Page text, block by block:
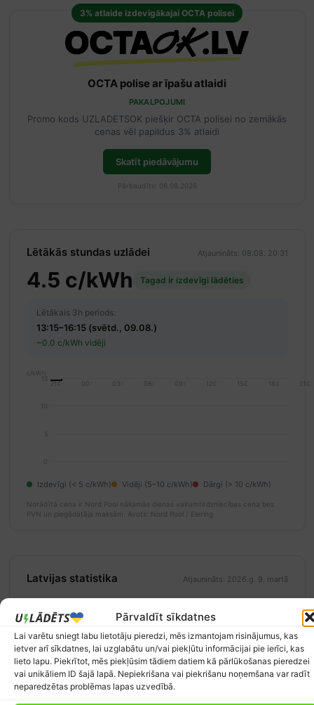
Pārvaldīt sīkdatnes
Lai varētu sniegt labu lietotāju pieredzi, mēs izmantojam risinājumus, kas
ietver arī sīkdatnes, lai uzglabātu un/vai piekļūtu informācijai pie ierīci, kas
lieto lapu. Piekrītot, mēs piekļūsim tādiem datiem kā pārlūkošanas pieredzei
vai unikāliem ID šajā lapā. Nepiekrišana vai piekrišanu noņemšana var radīt
neparedzētas problēmas lapas uzvedībā.
3% atlaide izdevīgākajai OCTA polisei
OCTA polise ar īpašu atlaidi
PAKALPOJUMI
Promo kods UZLADETSOK piešķir OCTA polisei no zemākās
cenas vēl papildus 3% atlaidi
Skatīt piedāvājumu
Pārbaudīts: 06.08.2026
Lētākās stundas uzlādei Atjaunināts: 08.08. 20:31
4.5 c/kWh Tagad ir izdevīgi lādēties
Lētākais 3h periods:
13:15–16:15 (svētd., 09.08.)
~0.0 c/kWh vidēji
c/kWh
0
5
10
15
21:00 00:00 03:00 06:00 09:00 12:00 15:00 18:00
Izdevīgi (< 5 c/kWh) Vidēji (5–10 c/kWh) Dārgi (> 10 c/kWh)
Norādītā cena ir Nord Pool nākamās dienas vairumtirdzniecības cena bez
PVN un piegādātāja maksām.
Avots: Nord Pool / Elering
Latvijas statistika Atjaunināts: 2026.g. 9. martā
14'385
elektroauto Latvijā
Avots:CSDD
1'168
Avots: Eiropas alternatīvo degvielu
observatorija